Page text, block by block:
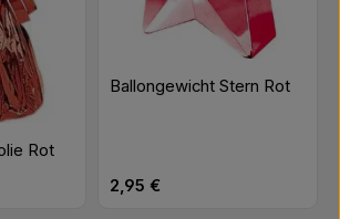
Rot
Ballongewicht Stern Rot
Regulärer Preis:
2,95 €